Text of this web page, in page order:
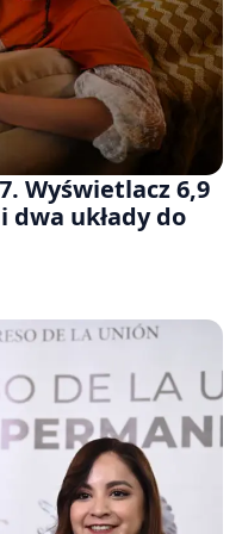
Wyświetlacz 6,9
dwa układy do